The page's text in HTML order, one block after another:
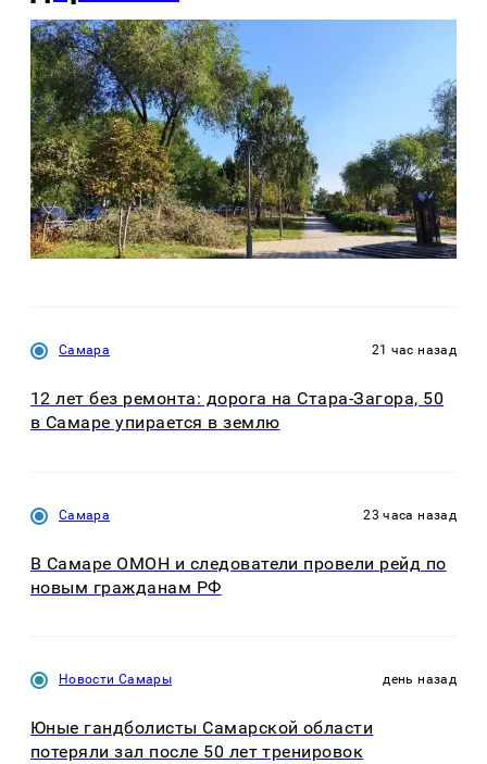
Самара 21 час назад
12 лет без ремонта: дорога на Стара-Загора, 50
в Самаре упирается в землю
Самара 23 часа назад
В Самаре ОМОН и следователи провели рейд по
новым гражданам РФ
Новости Самары день назад
Юные гандболисты Самарской области
потеряли зал после 50 лет тренировок